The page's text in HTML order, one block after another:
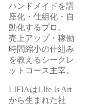
ハンドメイドを講
座化・仕組化・自
動化するプロ。
売上アップ・稼働
時間縮小の仕組み
を教えるシークレ
ットコース主宰。
LIFIAはLIfe Is Art
から生まれた社